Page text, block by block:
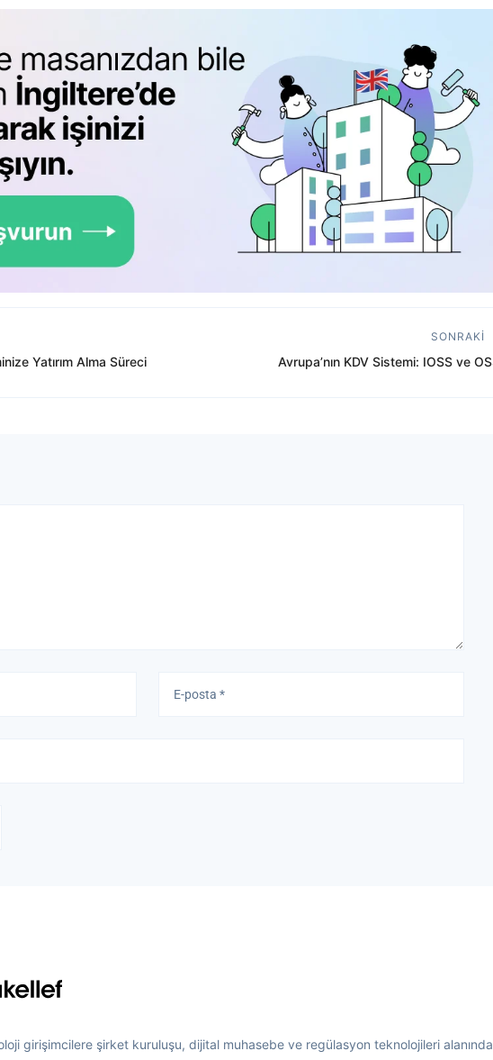
Yatırım Alma Süreci
SONRAKI
Sonraki
Avrupa’nın KDV Sistemi: IOSS ve
girişimcilere şirket kuruluşu, dijital muhasebe ve regülasyon teknolojileri